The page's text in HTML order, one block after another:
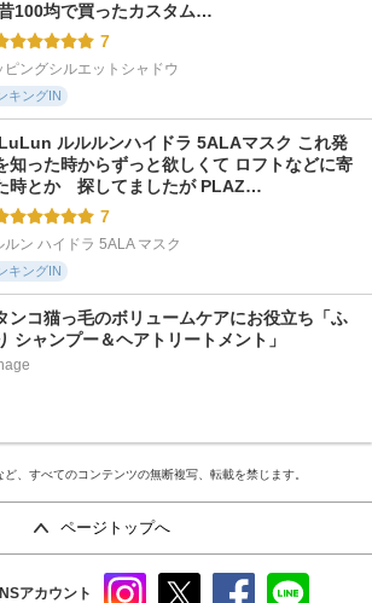
100均で買ったカスタム…
7
ピングシルエットシャドウ
キングIN
ルルルンハイドラ 5ALAマスク これ発
知った時からずっと欲しくて ロフトなどに寄
時とか　探してましたが PLAZ…
7
ルン ハイドラ 5ALA マスク
キングIN
ンコ猫っ毛のボリュームケアにお役立ち「ふ
シャンプー＆ヘアトリートメント」
、すべてのコンテンツの無断複写、転載を禁じます。
ページトップへ
アカウント